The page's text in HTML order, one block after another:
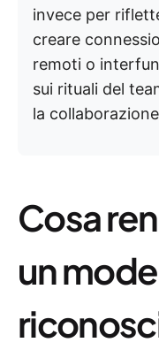
invece per
creare
remoti o
sui rituali del
la
Cosa
un